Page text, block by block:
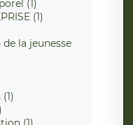
(1)
(1)
la jeunesse